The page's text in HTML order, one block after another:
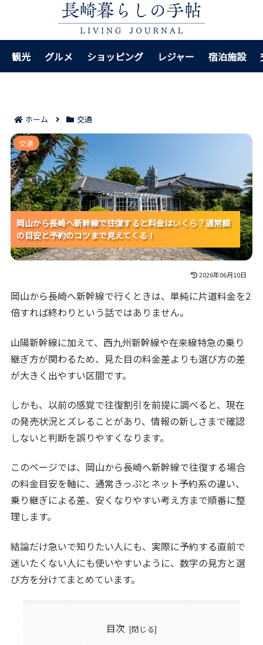
観光 グルメ ショッピング レジャー 宿泊施設
ホーム 交通
岡山から長崎へ新幹線で往復すると料金はいくら？通
常額の目安と予約のコツまで見えてくる！
岡山から長崎へ新幹線で往復すると料金はいくら？通常額
の目安と予約のコツまで見えてくる！
岡山から長崎へ新幹線で往復すると料金はいくら？通常額
の目安と予約のコツまで見えてくる！
岡山から長崎へ新幹線で往復すると料金はいくら？通常額
の目安と予約のコツまで見えてくる！
交通
2026年06月10日
岡山から長崎へ新幹線で行くときは、単純に片道料金を2
倍すれば終わりという話ではありません。
山陽新幹線に加えて、西九州新幹線や在来線特急の乗り
継ぎ方が関わるため、見た目の料金差よりも選び方の差
が大きく出やすい区間です。
しかも、以前の感覚で往復割引を前提に調べると、現在
の発売状況とズレることがあり、情報の新しさまで確認
しないと判断を誤りやすくなります。
このページでは、岡山から長崎へ新幹線で往復する場合
の料金目安を軸に、通常きっぷとネット予約系の違い、
乗り継ぎによる差、安くなりやすい考え方まで順番に整
理します。
結論だけ急いで知りたい人にも、実際に予約する直前で
迷いたくない人にも使いやすいように、数字の見方と選
び方を分けてまとめています。
目次